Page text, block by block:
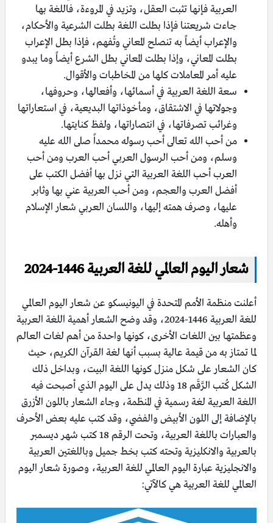
العربية فإنها تثبت العقل، وتزيد في المروءة، فاللغة بها
جاءت شريعتنا فإذا بطلت اللغة بطلت الشرعية والأحكام،
والإعراب أيضاً به تنصلح المعاني وتُفهم، فإذا بطل الإعراب
بطلت المعاني، وإذا بطلت المعاني بطل الشرع أيضاً وما يبدو
عليه أمر المعاملات كلها من المخاطبات والأقوال.
سعة اللغة العربية في أسمائها، وأفعالها، وحروفها،
وجولاتها في الاشتقاق، ومأخوذاتها البديعية، في استعاراتها
وغرائب تصرفاتها، في انتصاراتها، ولفظ كنايتها.
من أحب الله تعالى أحب رسوله محمداً صلى الله عليه
وسلم، ومن أحب الرسول العربي أحب العرب ومن أحب
العرب أحب اللغة العربية التي نزل بها أفضل الكتب على
أفضل العرب والعجم، ومن أحب العربية عني بها وثابر
عليها، وصرف همته إليها، واللسان العربي شعار الإسلام
وأهله.
شعار اليوم العالمي للغة العربية 1446-2024
أعلنت منظمة الأمم المتحدة في اليونيسكو عن شعار اليوم العالمي
للغة العربية 1446-2024، وقد وضح الشعار أهمية اللغة العربية
وعظمتها بين اللغات الأخرى، كونها واحدة من أهم لغات العالم
لما تمتاز به من قيمة عالية بسبب أنها لغة القرآن الكريم، حيث
كان الشعار على شكل منزل كونها اللغة البيت، وبداخل ذلك
الشكل كُتب الرَّقَم 18 وذلك يدل على اليوم الذي أصبحت فيه
اللغة العربية لغة رسمية في المنظمة، وجاء الشعار باللون الأزرق
بالإضافة إلى اللون الأبيض والفضي، وقد كتب عليه بعض الأحرف
والعبارات باللغة العربية، وتحت الرقم 18 كتب شهر ديسمبر
بالعربية والانكليزية وتحته كتب بخط جميل وباللغتين العربية
والانجليزية عبارة اليوم العالمي للغة العربية، وصورة شعار اليوم
العالمي للغة العربية هي كالآتي: